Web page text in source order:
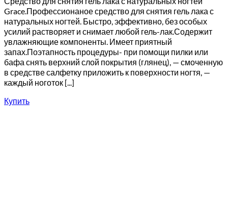
Grace.Профессионаное средство для снятия гель лака с
натуральных ногтей. Быстро, эффективно, без особых
усилий растворяет и снимает любой гель-лак.Содержит
увлажняющие компоненты. Имеет приятный
запах.Поэтапность процедуры- при помощи пилки или
бафа снять верхний слой покрытия (глянец), — смоченную
в средстве салфетку приложить к поверхности ногтя, —
каждый ноготок [...]
Купить